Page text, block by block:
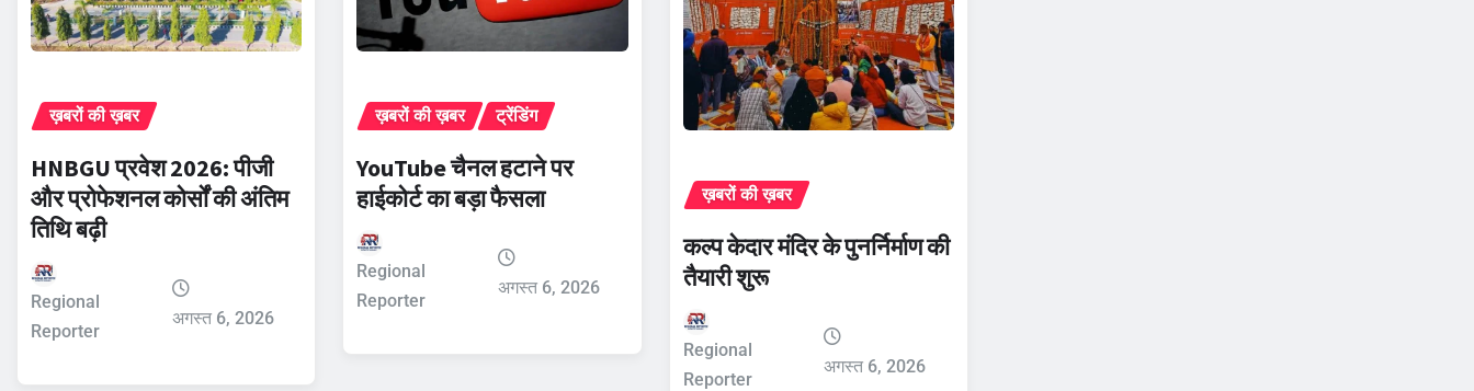
ख़बरों की ख़बर
HNBGU प्रवेश 2026: पीजी
और प्रोफेशनल कोर्सों की अंतिम
तिथि बढ़ी
Regional
Reporter
अगस्त 6, 2026
ख़बरों की ख़बर ट्रेंडिंग
YouTube चैनल हटाने पर
हाईकोर्ट का बड़ा फैसला
Regional
Reporter
अगस्त 6, 2026
ख़बरों की ख़बर
कल्प केदार मंदिर के पुनर्निर्माण की
तैयारी शुरू
Regional
Reporter
अगस्त 6, 2026